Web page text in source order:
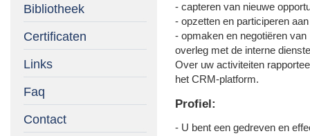
Bibliotheek
Certificaten
Links
Faq
Contact
- capteren van nieuwe
- opzetten en participeren
- opmaken en negotiëren
overleg met de interne
Over uw activiteiten
het CRM-platform.
Profiel:
- U bent een gedreven en